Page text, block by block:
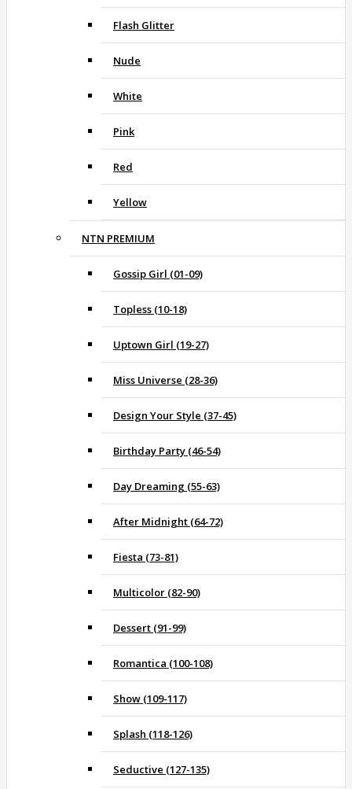
Flash Glitter
Nude
White
Pink
Red
Yellow
NTN PREMIUM
Gossip Girl (01-09)
Topless (10-18)
Uptown Girl (19-27)
Miss Universe (28-36)
Design Your Style (37-45)
Birthday Party (46-54)
Day Dreaming (55-63)
After Midnight (64-72)
Fiesta (73-81)
Multicolor (82-90)
Dessert (91-99)
Romantica (100-108)
Show (109-117)
Splash (118-126)
Seductive (127-135)